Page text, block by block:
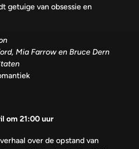
getuige van obsessie en
Mia Farrow en Bruce Dern
om 21:00 uur
over de opstand van